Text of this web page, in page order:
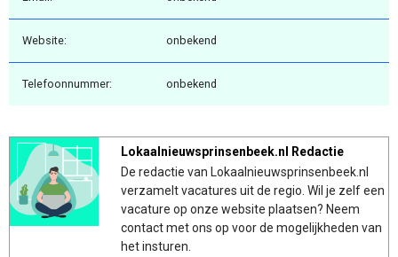
Website: onbekend
Telefoonnummer: onbekend
Lokaalnieuwsprinsenbeek.nl Redactie
De redactie van Lokaalnieuwsprinsenbeek.nl
verzamelt vacatures uit de regio. Wil je zelf een
vacature op onze website plaatsen? Neem
contact met ons op voor de mogelijkheden van
het insturen.